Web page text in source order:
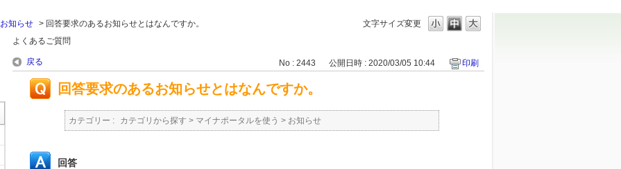
文字サイズ変更
お知らせ > 回答要求のあるお知らせとはなんですか。
よくあるご質問
戻る No : 2443 公開日時 : 2020/03/05 10:44 印刷
回答要求のあるお知らせとはなんですか。
カテゴリー : カテゴリから探す > マイナポータルを使う > お知らせ
回答